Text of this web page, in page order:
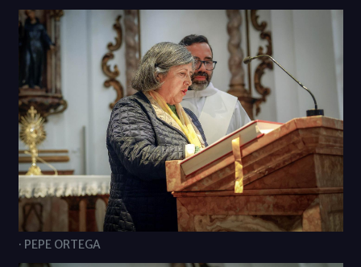
· PEPE ORTEGA